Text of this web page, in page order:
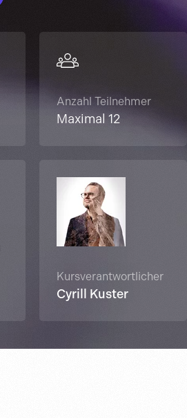
Anzahl Teilnehmer
Maximal 12
Kursverantwortlicher
Cyrill Kuster